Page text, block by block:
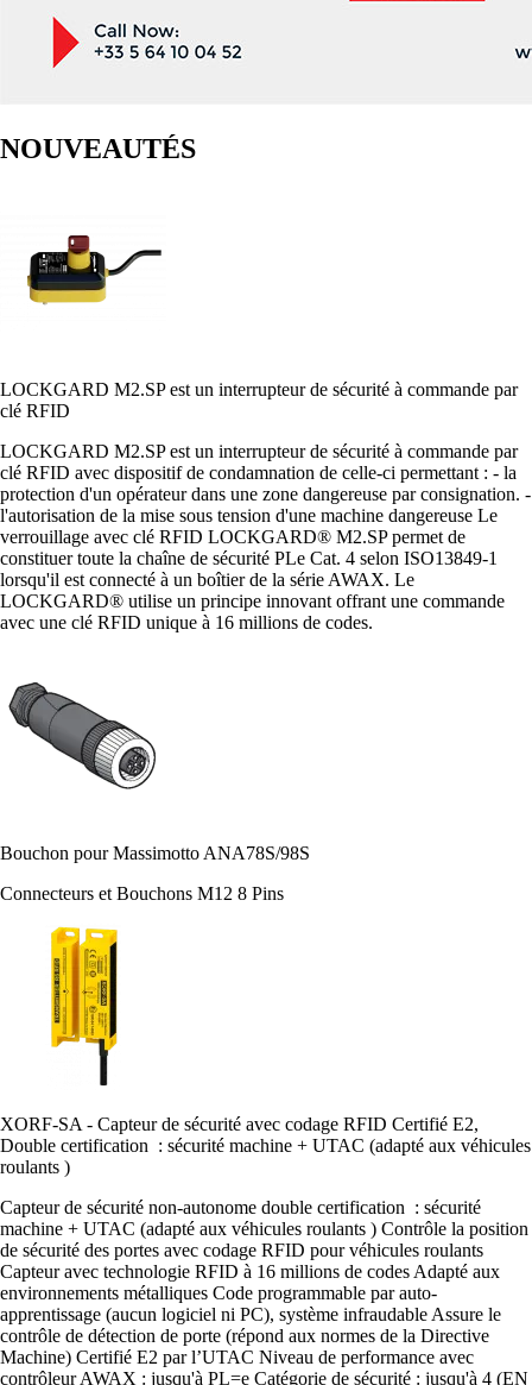
NOUVEAUTÉS
LOCKGARD M2.SP est un interrupteur de sécurité à commande par
clé RFID
LOCKGARD M2.SP est un interrupteur de sécurité à commande par
clé RFID avec dispositif de condamnation de celle-ci permettant : - la
protection d'un opérateur dans une zone dangereuse par consignation. -
l'autorisation de la mise sous tension d'une machine dangereuse Le
verrouillage avec clé RFID LOCKGARD® M2.SP permet de
constituer toute la chaîne de sécurité PLe Cat. 4 selon ISO13849-1
lorsqu'il est connecté à un boîtier de la série AWAX. Le
LOCKGARD® utilise un principe innovant offrant une commande
avec une clé RFID unique à 16 millions de codes.
Bouchon pour Massimotto ANA78S/98S
Connecteurs et Bouchons M12 8 Pins
XORF-SA - Capteur de sécurité avec codage RFID Certifié E2,
Double certification : sécurité machine + UTAC (adapté aux véhicules
roulants )
Capteur de sécurité non-autonome double certification : sécurité
machine + UTAC (adapté aux véhicules roulants ) Contrôle la position
de sécurité des portes avec codage RFID pour véhicules roulants
Capteur avec technologie RFID à 16 millions de codes Adapté aux
environnements métalliques Code programmable par auto-
apprentissage (aucun logiciel ni PC), système infraudable Assure le
contrôle de détection de porte (répond aux normes de la Directive
Machine) Certifié E2 par l’UTAC Niveau de performance avec
contrôleur AWAX : jusqu'à PL=e Catégorie de sécurité : jusqu'à 4 (EN